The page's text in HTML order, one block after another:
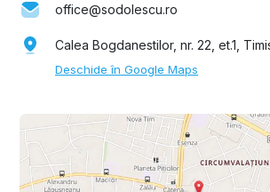
office@sodolescu.ro
Calea Bogdanestilor, nr. 22, et.1,
Deschide în Google Maps